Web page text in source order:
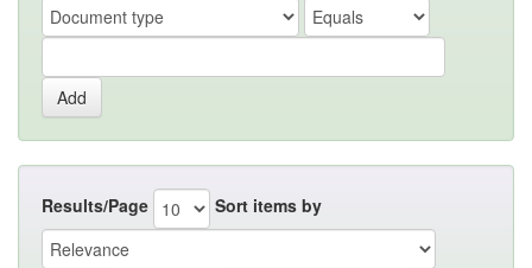
Results/Page Sort items by